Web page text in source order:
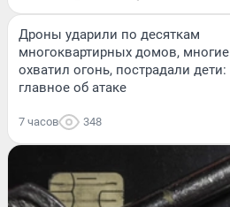
Дроны ударили по десяткам
многоквартирных домов, многие
охватил огонь, пострадали дети:
главное об атаке
7 часов 348